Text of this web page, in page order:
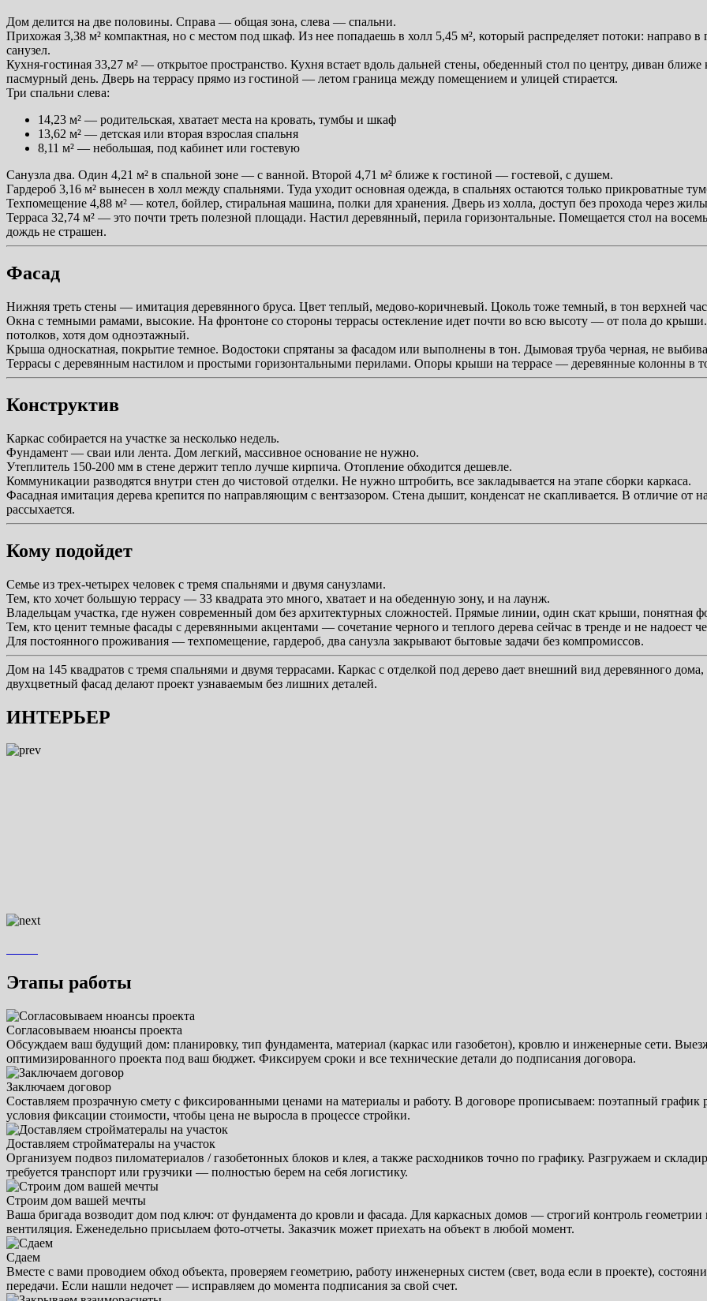
Дом делится на две половины. Справа — общая зона, слева — спальни.
Прихожая 3,38 м² компактная, но с местом под шкаф. Из нее попадаешь в холл 5,45 м², который распределяет потоки: направо
санузел.
Кухня-гостиная 33,27 м² — открытое пространство. Кухня встает вдоль дальней стены, обеденный стол по центру, диван
пасмурный день. Дверь на террасу прямо из гостиной — летом граница между помещением и улицей стирается.
Три спальни слева:
14,23 м² — родительская, хватает места на кровать, тумбы и шкаф
13,62 м² — детская или вторая взрослая спальня
8,11 м² — небольшая, под кабинет или гостевую
Санузла два. Один 4,21 м² в спальной зоне — с ванной. Второй 4,71 м² ближе к гостиной — гостевой, с душем.
Гардероб 3,16 м² вынесен в холл между спальнями. Туда уходит основная одежда, в спальнях остаются только прикроватные
Техпомещение 4,88 м² — котел, бойлер, стиральная машина, полки для хранения. Дверь из холла, доступ без прохода через
Терраса 32,74 м² — это почти треть полезной площади. Настил деревянный, перила горизонтальные. Помещается стол на
дождь не страшен.
Фасад
Нижняя треть стены — имитация деревянного бруса. Цвет теплый, медово-коричневый. Цоколь тоже темный, в тон верхней
Окна с темными рамами, высокие. На фронтоне со стороны террасы остекление идет почти во всю высоту — от пола до крыши.
потолков, хотя дом одноэтажный.
Крыша односкатная, покрытие темное. Водостоки спрятаны за фасадом или выполнены в тон. Дымовая труба черная, не
Террасы с деревянным настилом и простыми горизонтальными перилами. Опоры крыши на террасе — деревянные колонны в
Конструктив
Каркас собирается на участке за несколько недель.
Фундамент — сваи или лента. Дом легкий, массивное основание не нужно.
Утеплитель 150-200 мм в стене держит тепло лучше кирпича. Отопление обходится дешевле.
Коммуникации разводятся внутри стен до чистовой отделки. Не нужно штробить, все закладывается на этапе сборки каркаса.
Фасадная имитация дерева крепится по направляющим с вентзазором. Стена дышит, конденсат не скапливается. В отличие от
рассыхается.
Кому подойдет
Семье из трех-четырех человек с тремя спальнями и двумя санузлами.
Тем, кто хочет большую террасу — 33 квадрата это много, хватает и на обеденную зону, и на лаунж.
Владельцам участка, где нужен современный дом без архитектурных сложностей. Прямые линии, один скат крыши, понятная
Тем, кто ценит темные фасады с деревянными акцентами — сочетание черного и теплого дерева сейчас в тренде и не надоест
Для постоянного проживания — техпомещение, гардероб, два санузла закрывают бытовые задачи без компромиссов.
Дом на 145 квадратов с тремя спальнями и двумя террасами. Каркас с отделкой под дерево дает внешний вид деревянного
двухцветный фасад делают проект узнаваемым без лишних деталей.
ИНТЕРЬЕР
Этапы работы
Согласовываем нюансы проекта
Обсуждаем ваш будущий дом: планировку, тип фундамента, материал (каркас или газобетон), кровлю и инженерные сети.
оптимизированного проекта под ваш бюджет. Фиксируем сроки и все технические детали до подписания договора.
Заключаем договор
Составляем прозрачную смету с фиксированными ценами на материалы и работу. В договоре прописываем: поэтапный график
условия фиксации стоимости, чтобы цена не выросла в процессе стройки.
Доставляем стройматералы на участок
Организуем подвоз пиломатериалов / газобетонных блоков и клея, а также расходников точно по графику. Разгружаем и
требуется транспорт или грузчики — полностью берем на себя логистику.
Строим дом вашей мечты
Ваша бригада возводит дом под ключ: от фундамента до кровли и фасада. Для каркасных домов — строгий контроль
вентиляция. Еженедельно присылаем фото-отчеты. Заказчик может приехать на объект в любой момент.
Сдаем
Вместе с вами проводием обход объекта, проверяем геометрию, работу инженерных систем (свет, вода если в проекте),
передачи. Если нашли недочет — исправляем до момента подписания за свой счет.